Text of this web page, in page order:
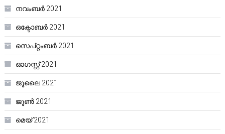
നവംബർ 2021
ഒക്ടോബർ 2021
സെപ്റ്റംബർ 2021
ഓഗസ്റ്റ്‌ 2021
ജൂലൈ 2021
ജൂൺ 2021
മെയ്‌ 2021